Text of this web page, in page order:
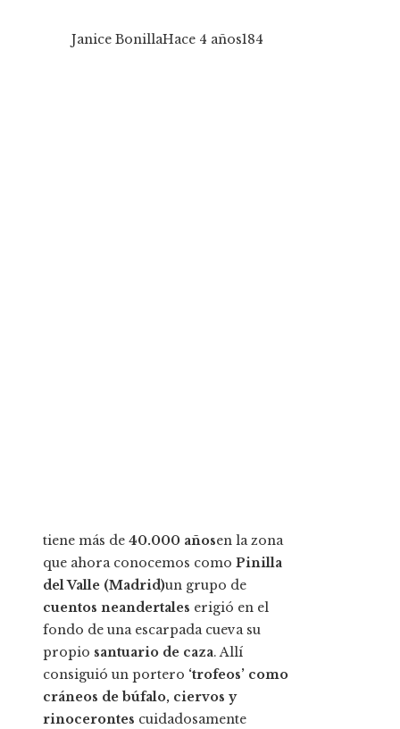
Janice BonillaHace 4 años184
tiene más de 40.000 añosen la zona
que ahora conocemos como Pinilla
del Valle (Madrid)un grupo de
cuentos neandertales erigió en el
fondo de una escarpada cueva su
propio santuario de caza. Allí
consiguió un portero ‘trofeos’ como
cráneos de búfalo, ciervos y
rinocerontes cuidadosamente